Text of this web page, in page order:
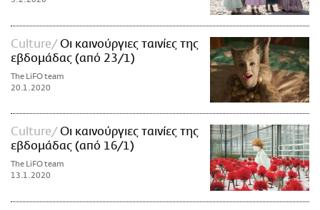
Culture
Οι καινούργιες ταινίες της
εβδομάδας (από 23/1)
The LiFO team
20.1.2020
Culture
Οι καινούργιες ταινίες της
εβδομάδας (από 16/1)
The LiFO team
13.1.2020